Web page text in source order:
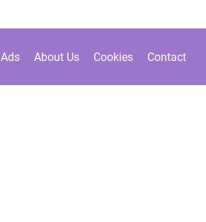
Ads About Us Cookies Contact